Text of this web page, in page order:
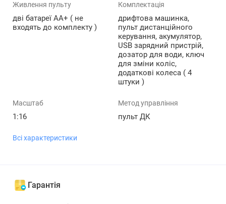
Живлення пульту
дві батареї АА+ ( не
входять до комплекту )
Комплектація
дрифтова машинка,
пульт дистанційного
керування, акумулятор,
USB зарядний пристрій,
дозатор для води, ключ
для зміни коліс,
додаткові колеса ( 4
штуки )
Масштаб
1:16
Метод управління
пульт ДК
Всі характеристики
Гарантія